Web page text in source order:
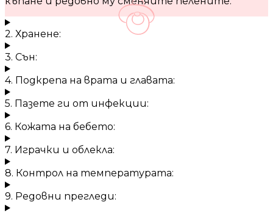
2. Хранене:
3. Сън:
4. Подкрепа на врата и главата:
5. Пазете ги от инфекции:
6. Кожата на бебето:
7. Играчки и облекла:
8. Контрол на температурата:
9. Редовни прегледи: